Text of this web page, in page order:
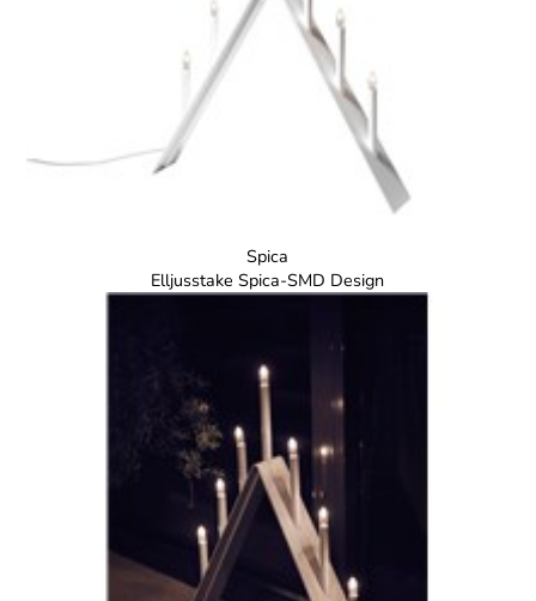
Spica
Elljusstake Spica-SMD Design